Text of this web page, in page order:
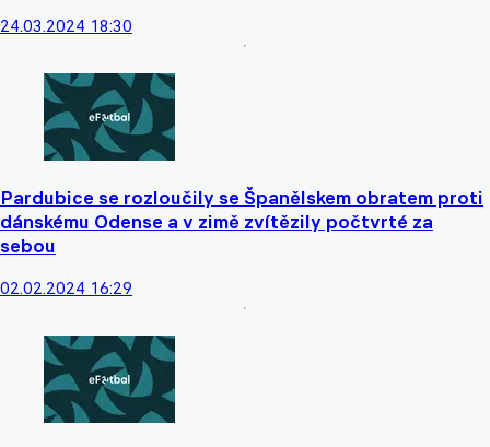
24.03.2024 18:30
Pardubice se rozloučily se Španělskem obratem proti
dánskému Odense a v zimě zvítězily počtvrté za
sebou
02.02.2024 16:29